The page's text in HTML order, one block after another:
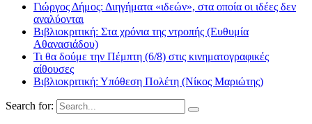
Γιώργος Δήμος: Διηγήματα «ιδεών», στα οποία οι ιδέες δεν
αναλύονται
Βιβλιοκριτική: Στα χρόνια της ντροπής (Ευθυμία
Αθανασιάδου)
Τι θα δούμε την Πέμπτη (6/8) στις κινηματογραφικές
αίθουσες
Βιβλιοκριτική: Υπόθεση Πολέτη (Νίκος Μαριώτης)
Search for: